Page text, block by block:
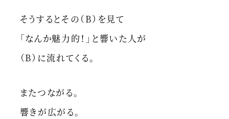
そうするとその（B）を見て
「なんか魅力的！」と響いた人が
（B）に流れてくる。
またつながる。
響きが広がる。